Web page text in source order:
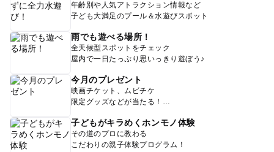
年齢別や人気アトラクション情報など
子ども大満足のプール＆水遊びスポット
雨でも遊べる場所！
全天候型スポットをチェック
屋内で一日たっぷり思いっきり遊ぼう♪
今月のプレゼント
映画チケット、ムビチケ
限定グッズなどが当たる！
子どもがキラめくホンモノ体験
その道のプロに教わる
こだわりの親子体験プログラム！